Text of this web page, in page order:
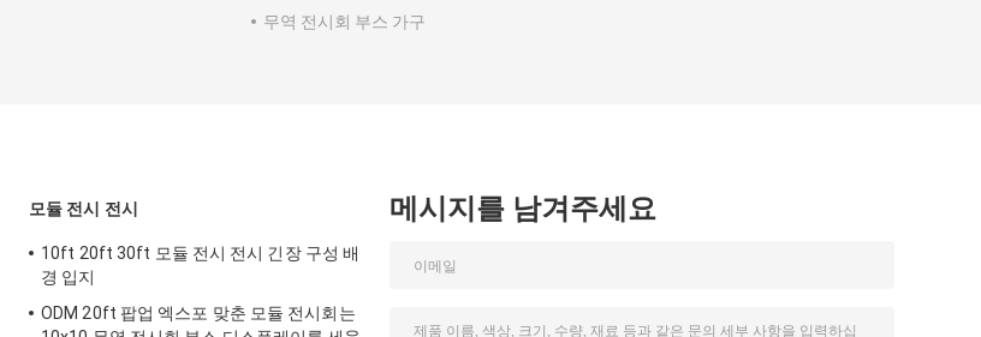
무역 전시회 부스 가구
모듈 전시 전시
10ft 20ft 30ft 모듈 전시 전시 긴장 구성 배
경 입지
ODM 20ft 팝업 엑스포 맞춘 모듈 전시회는
메시지를 남겨주세요